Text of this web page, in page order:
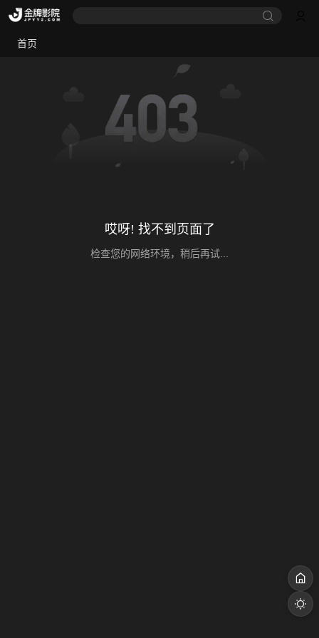
首页
哎呀! 找不到页面了
检查您的网络环境，稍后再试...